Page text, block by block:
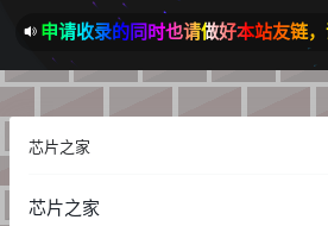
申请收录的同时也请做好本站友链，
芯片之家
芯片之家